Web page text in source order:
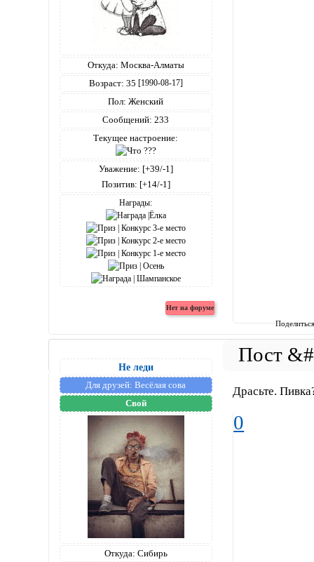
Откуда: Москва-Алматы
Возраст: 35 [1990-08-17]
Пол: Женский
Сообщений: 233
Текущее настроение:
Уважение: [+39/-1]
Позитив: [+14/-1]
Награды:
Не леди
Для друзей: Весёлая сова
Свой
Откуда: Сибирь
Драсьте.
0